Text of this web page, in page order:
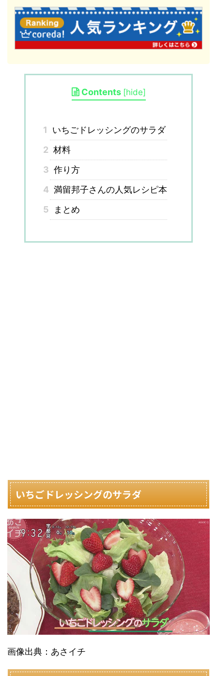
Contents [hide]
1
いちごドレッシングのサラダ
2 材料
3 作り方
4 満留邦子さんの人気レシピ本
5
まとめ
いちごドレッシングのサラダ
画像出典：あさイチ